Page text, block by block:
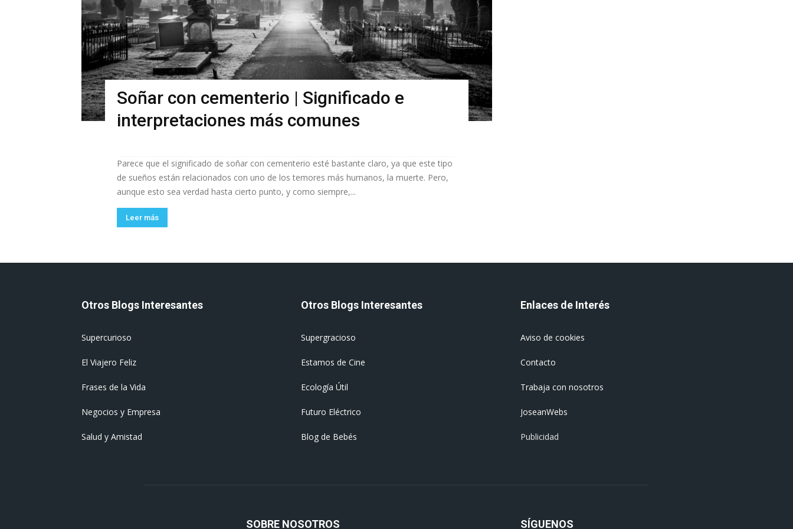
Soñar con cementerio | Significado e
interpretaciones más comunes
Parece que el significado de soñar con cementerio esté bastante claro, ya que este tipo
de sueños están relacionados con uno de los temores más humanos, la muerte. Pero,
aunque esto sea verdad hasta cierto punto, y como siempre,...
Leer más
Otros Blogs Interesantes
Supercurioso
El Viajero Feliz
Frases de la Vida
Negocios y Empresa
Salud y Amistad
Otros Blogs Interesantes
Supergracioso
Estamos de Cine
Ecología Útil
Futuro Eléctrico
Blog de Bebés
Enlaces de Interés
Aviso de cookies
Contacto
Trabaja con nosotros
JoseanWebs
Publicidad
SOBRE NOSOTROS SÍGUENOS